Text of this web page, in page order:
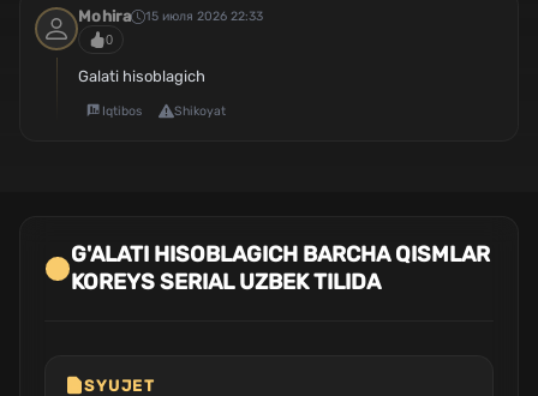
Mohira 15 июля 2026 22:33
0
Galati hisoblagich
Iqtibos Shikoyat
G'ALATI HISOBLAGICH BARCHA QISMLAR
KOREYS SERIAL UZBEK TILIDA
SYUJET